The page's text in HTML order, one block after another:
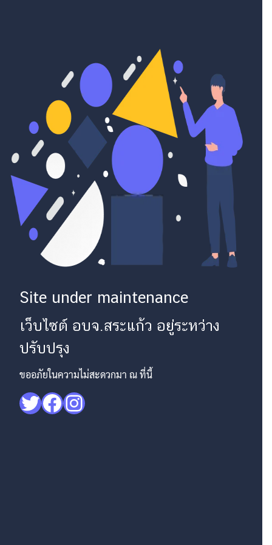
Site under maintenance
เว็บไซต์ อบจ.สระแก้ว อยู่ระหว่าง
ปรับปรุง
ขออภัยในความไม่สะดวกมา ณ ที่นี้
Twitter
Facebook
Instagram